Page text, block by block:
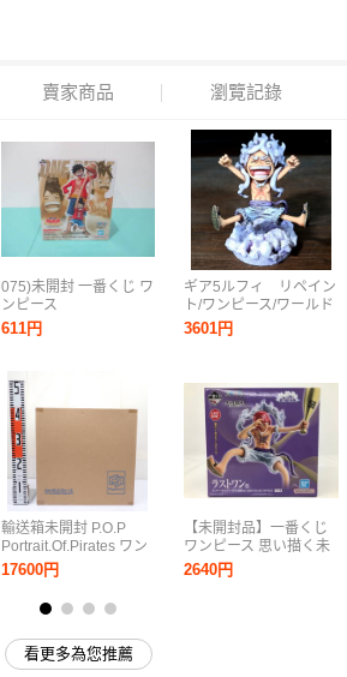
賣家商品 瀏覽記錄
075)未開封 一番くじ ワ
ンピース
MONKEY.D.LUFFY 冒
険の記憶と未来への航
ー・D・ルフィ
MASTERLISE PLUS フ
ィギュア
611円
輸送箱未開封 P.O.P
Portrait.Of.Pirates ワン
ピース “SA-MAXIMUM”
モンキー・D・ルフィ
ギア4 弾む男 Ver.2 メガ
ハウス
17600円
ギア5ルフィ リペイン
ト/ワンピース/ワールド
コレクタブルフィギュ
ア/ワーコレ/リメイク/
figure repaint
3601円
【未開封品】一番くじ
ワンピース 思い描く未
来 ラストワン賞 モンキ
ー・D・ルフィ ギア5
2640円
看更多為您推薦